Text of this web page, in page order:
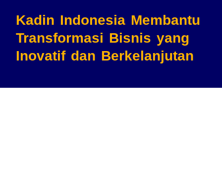
Kadin Indonesia Membantu
Transformasi Bisnis yang
Inovatif dan Berkelanjutan